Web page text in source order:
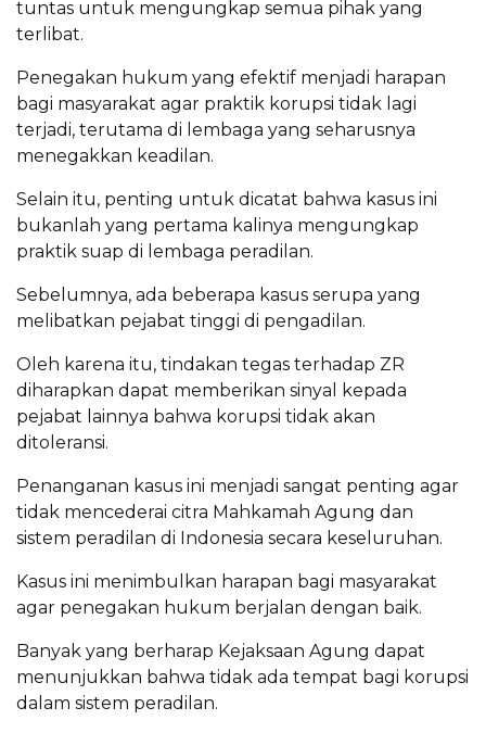
tuntas untuk mengungkap semua pihak yang
terlibat.
Penegakan hukum yang efektif menjadi harapan
bagi masyarakat agar praktik korupsi tidak lagi
terjadi, terutama di lembaga yang seharusnya
menegakkan keadilan.
Selain itu, penting untuk dicatat bahwa kasus ini
bukanlah yang pertama kalinya mengungkap
praktik suap di lembaga peradilan.
Sebelumnya, ada beberapa kasus serupa yang
melibatkan pejabat tinggi di pengadilan.
Oleh karena itu, tindakan tegas terhadap ZR
diharapkan dapat memberikan sinyal kepada
pejabat lainnya bahwa korupsi tidak akan
ditoleransi.
Penanganan kasus ini menjadi sangat penting agar
tidak mencederai citra Mahkamah Agung dan
sistem peradilan di Indonesia secara keseluruhan.
Kasus ini menimbulkan harapan bagi masyarakat
agar penegakan hukum berjalan dengan baik.
Banyak yang berharap Kejaksaan Agung dapat
menunjukkan bahwa tidak ada tempat bagi korupsi
dalam sistem peradilan.